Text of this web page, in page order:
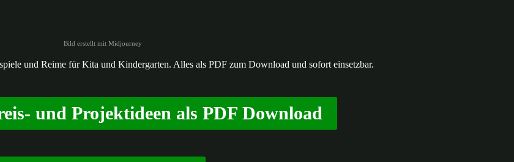
Bild erstellt mit Midjourney
und Reime für Kita und Kindergarten. Alles als PDF zum Download und sofort einsetzbar.
und Projektideen als PDF Download